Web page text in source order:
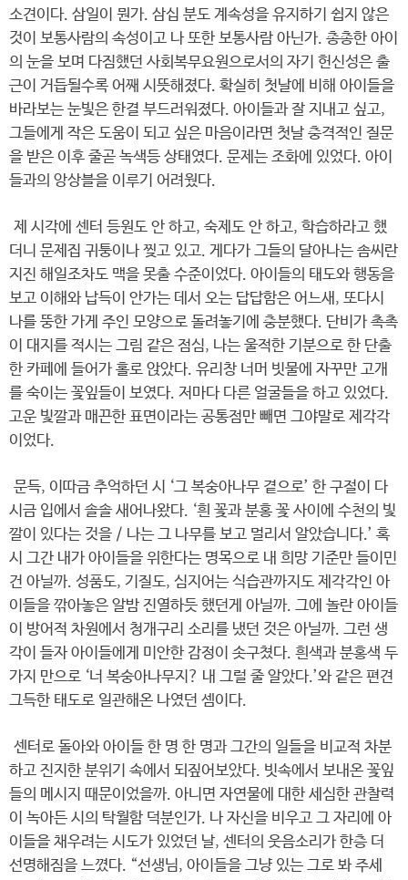
소견이다. 삼일이 뭔가. 삼십 분도 계속성을 유지하기 쉽지 않은
것이 보통사람의 속성이고 나 또한 보통사람 아닌가. 총총한 아이
의 눈을 보며 다짐했던 사회복무요원으로서의 자기 헌신성은 출
근이 거듭될수록 어째 시뜻해졌다. 확실히 첫날에 비해 아이들을
바라보는 눈빛은 한결 부드러워졌다. 아이들과 잘 지내고 싶고,
그들에게 작은 도움이 되고 싶은 마음이라면 첫날 충격적인 질문
을 받은 이후 줄곧 녹색등 상태였다. 문제는 조화에 있었다. 아이
들과의 앙상블을 이루기 어려웠다.
제 시각에 센터 등원도 안 하고, 숙제도 안 하고, 학습하라고 했
더니 문제집 귀퉁이나 찢고 있고. 게다가 그들의 달아나는 솜씨란
지진 해일조차도 맥을 못출 수준이었다. 아이들의 태도와 행동을
보고 이해와 납득이 안가는 데서 오는 답답함은 어느새, 또다시
나를 뚱한 가게 주인 모양으로 돌려놓기에 충분했다. 단비가 촉촉
이 대지를 적시는 그림 같은 점심, 나는 울적한 기분으로 한 단출
한 카페에 들어가 홀로 앉았다. 유리창 너머 빗물에 자꾸만 고개
를 숙이는 꽃잎들이 보였다. 저마다 다른 얼굴들을 하고 있었다.
고운 빛깔과 매끈한 표면이라는 공통점만 빼면 그야말로 제각각
이었다.
문득, 이따금 추억하던 시 ‘그 복숭아나무 곁으로’ 한 구절이 다
시금 입에서 솔솔 새어나왔다. ‘흰 꽃과 분홍 꽃 사이에 수천의 빛
깔이 있다는 것을 / 나는 그 나무를 보고 멀리서 알았습니다.’ 혹
시 그간 내가 아이들을 위한다는 명목으로 내 희망 기준만 들이민
건 아닐까. 성품도, 기질도, 심지어는 식습관까지도 제각각인 아
이들을 깎아놓은 알밤 진열하듯 했던게 아닐까. 그에 놀란 아이들
이 방어적 차원에서 청개구리 소리를 냈던 것은 아닐까. 그런 생
각이 들자 아이들에게 미안한 감정이 솟구쳤다. 흰색과 분홍색 두
가지 만으로 ‘너 복숭아나무지? 내 그럴 줄 알았다.’와 같은 편견
그득한 태도로 일관해온 나였던 셈이다.
센터로 돌아와 아이들 한 명 한 명과 그간의 일들을 비교적 차분
하고 진지한 분위기 속에서 되짚어보았다. 빗속에서 보내온 꽃잎
들의 메시지 때문이었을까. 아니면 자연물에 대한 세심한 관찰력
이 녹아든 시의 탁월함 덕분인가. 나 자신을 비우고 그 자리에 아
이들을 채우려는 시도가 있었던 날, 센터의 웃음소리가 한층 더
선명해짐을 느꼈다. “선생님, 아이들을 그냥 있는 그로 봐 주세